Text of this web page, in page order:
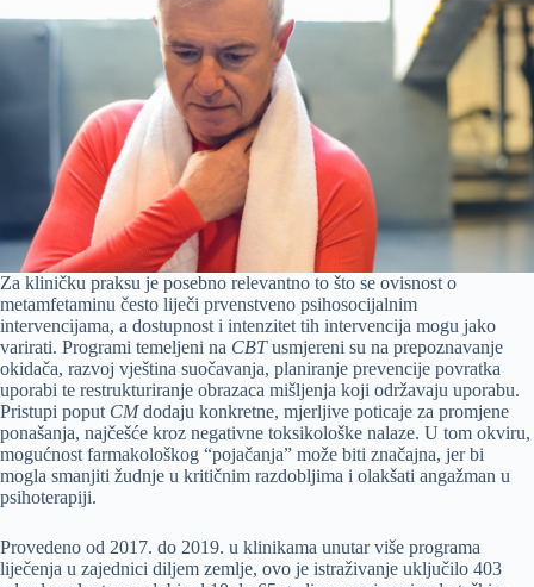
Za kliničku praksu je posebno relevantno to što se ovisnost o
metamfetaminu često liječi prvenstveno psihosocijalnim
intervencijama, a dostupnost i intenzitet tih intervencija mogu jako
varirati. Programi temeljeni na CBTusmjereni su na prepoznavanje
okidača, razvoj vještina suočavanja, planiranje prevencije povratka
uporabi te restrukturiranje obrazaca mišljenja koji održavaju uporabu.
Pristupi poput CMdodaju konkretne, mjerljive poticaje za promjene
ponašanja, najčešće kroz negativne toksikološke nalaze. U tom okviru,
mogućnost farmakološkog “pojačanja” može biti značajna, jer bi
mogla smanjiti žudnje u kritičnim razdobljima i olakšati angažman u
psihoterapiji.
Provedeno od 2017. do 2019. u klinikama unutar više programa
liječenja u zajednici diljem zemlje, ovo je istraživanje uključilo 403